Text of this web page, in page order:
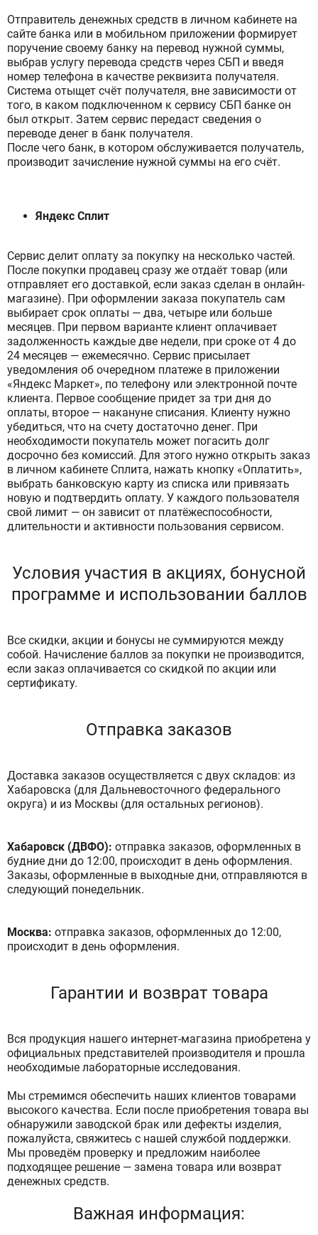
Отправитель денежных средств в личном кабинете на
сайте банка или в мобильном приложении формирует
поручение своему банку на перевод нужной суммы,
выбрав услугу перевода средств через СБП и введя
номер телефона в качестве реквизита получателя.
Система отыщет счёт получателя, вне зависимости от
того, в каком подключенном к сервису СБП банке он
был открыт. Затем сервис передаст сведения о
переводе денег в банк получателя.
После чего банк, в котором обслуживается получатель,
производит зачисление нужной суммы на его счёт.
Яндекс Сплит
Сервис делит оплату за покупку на несколько частей.
После покупки продавец сразу же отдаёт товар (или
отправляет его доставкой, если заказ сделан в онлайн-
магазине). При оформлении заказа покупатель сам
выбирает срок оплаты — два, четыре или больше
месяцев. При первом варианте клиент оплачивает
задолженность каждые две недели, при сроке от 4 до
24 месяцев — ежемесячно. Сервис присылает
уведомления об очередном платеже в приложении
«Яндекс Маркет», по телефону или электронной почте
клиента. Первое сообщение придет за три дня до
оплаты, второе — накануне списания. Клиенту нужно
убедиться, что на счету достаточно денег. При
необходимости покупатель может погасить долг
досрочно без комиссий. Для этого нужно открыть заказ
в личном кабинете Сплита, нажать кнопку «Оплатить»,
выбрать банковскую карту из списка или привязать
новую и подтвердить оплату. У каждого пользователя
свой лимит — он зависит от платёжеспособности,
длительности и активности пользования сервисом.
Условия участия в акциях, бонусной
программе и использовании баллов
Все скидки, акции и бонусы не суммируются между
собой. Начисление баллов за покупки не производится,
если заказ оплачивается со скидкой по акции или
сертификату.
Отправка заказов
Доставка заказов осуществляется с двух складов: из
Хабаровска (для Дальневосточного федерального
округа) и из Москвы (для остальных регионов).
Хабаровск (ДВФО): отправка заказов, оформленных в
будние дни до 12:00, происходит в день оформления.
Заказы, оформленные в выходные дни, отправляются в
следующий понедельник.
Москва: отправка заказов, оформленных до 12:00,
происходит в день оформления.
Гарантии и возврат товара
Вся продукция нашего интернет-магазина приобретена у
официальных представителей производителя и прошла
необходимые лабораторные исследования.
Мы стремимся обеспечить наших клиентов товарами
высокого качества. Если после приобретения товара вы
обнаружили заводской брак или дефекты изделия,
пожалуйста, свяжитесь с нашей службой поддержки.
Мы проведём проверку и предложим наиболее
подходящее решение — замена товара или возврат
денежных средств.
Важная информация: